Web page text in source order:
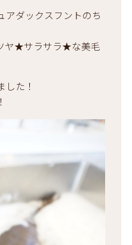
アダックスフントのち
ヤ★サラサラ★な美毛
た！